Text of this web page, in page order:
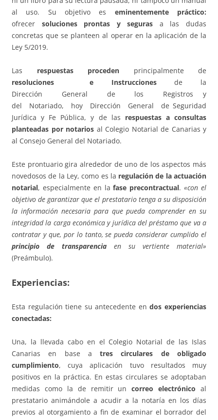
al uso. Su objetivo es eminentemente práctico:
ofrecer soluciones prontas y seguras a las dudas
concretas que se planteen al operar en la aplicación de la
Ley 5/2019.
Las respuestas proceden principalmente de
resoluciones e Instruccionesde la
Dirección General de los Registros y
del Notariado, hoy Dirección General de Seguridad
Jurídica y Fe Pública, y de las respuestas a consultas
planteadas por notarios al Colegio Notarial de Canarias y
al Consejo General del Notariado.
Este prontuario gira alrededor de uno de los aspectos más
novedosos de la Ley, como es la regulación de la actuación
notarial, especialmente en lafase precontractual.«con el
objetivo de garantizar que el prestatario tenga a su disposición
la información necesaria para que pueda comprender en su
integridad la carga económica y jurídica del préstamo que va a
contratar y que, por lo tanto, se pueda considerar cumplido el
principio de transparencia en su vertiente material»
(Preámbulo).
Experiencias:
Esta regulación tiene su antecedente endos experiencias
conectadas:
Una, la llevada cabo en el Colegio Notarial de las Islas
Canarias en base atres circulares de obligado
cumplimiento, cuya aplicación tuvo resultados muy
positivos en la práctica. En estas circulares se adoptaban
medidas como la de remitir uncorreo electrónico al
prestatario animándole a acudir a la notaría en los días
previos al otorgamiento a fin de examinar el borrador del